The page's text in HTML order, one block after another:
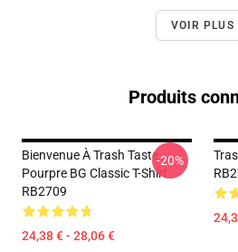
VOIR PLUS
Produits
Bienvenue À Trash Taste
Pourpre BG Classic T-Shirt
RB2709
24,38 € - 28,06 €
-20%